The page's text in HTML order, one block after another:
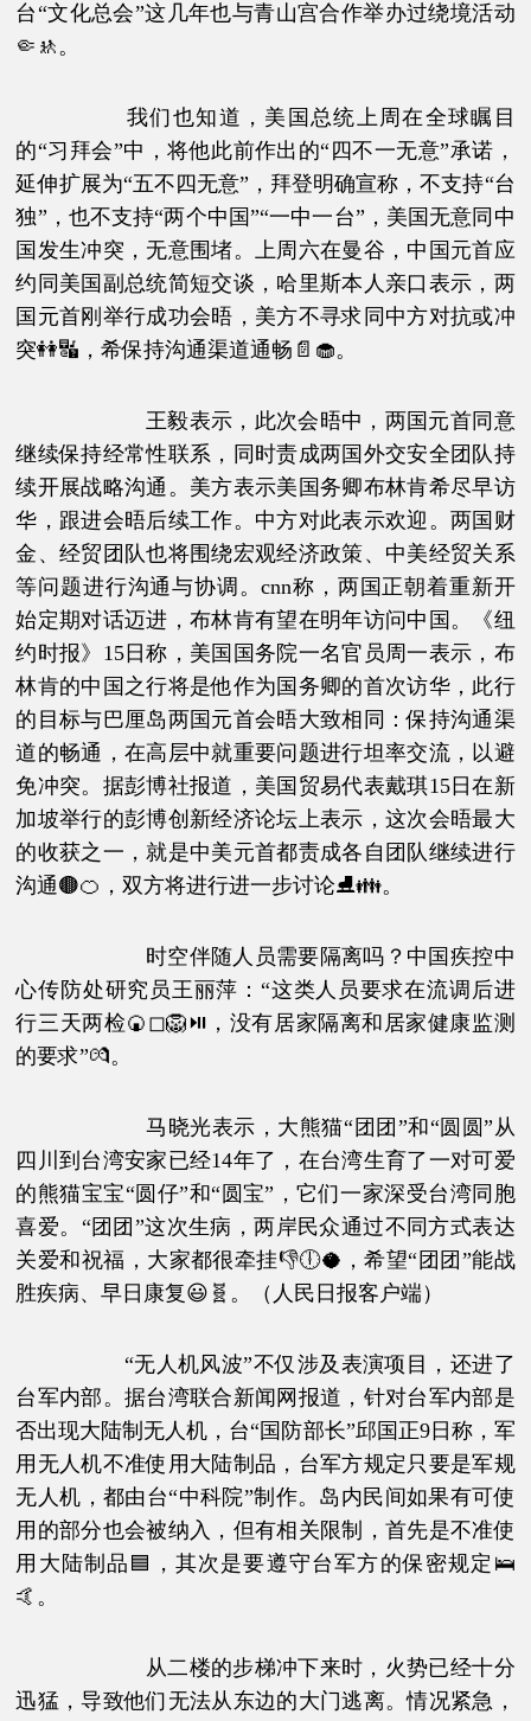
台“文化总会”这几年也与青山宫合作举办过绕境活动
🤏🚸。
我们也知道，美国总统上周在全球瞩目
的“习拜会”中，将他此前作出的“四不一无意”承诺，
延伸扩展为“五不四无意”，拜登明确宣称，不支持“台
独”，也不支持“两个中国”“一中一台”，美国无意同中
国发生冲突，无意围堵。上周六在曼谷，中国元首应
约同美国副总统简短交谈，哈里斯本人亲口表示，两
国元首刚举行成功会晤，美方不寻求同中方对抗或冲
突👭🔣，希保持沟通渠道通畅📄🧁。
王毅表示，此次会晤中，两国元首同意
继续保持经常性联系，同时责成两国外交安全团队持
续开展战略沟通。美方表示美国务卿布林肯希尽早访
华，跟进会晤后续工作。中方对此表示欢迎。两国财
金、经贸团队也将围绕宏观经济政策、中美经贸关系
等问题进行沟通与协调。cnn称，两国正朝着重新开
始定期对话迈进，布林肯有望在明年访问中国。《纽
约时报》15日称，美国国务院一名官员周一表示，布
林肯的中国之行将是他作为国务卿的首次访华，此行
的目标与巴厘岛两国元首会晤大致相同：保持沟通渠
道的畅通，在高层中就重要问题进行坦率交流，以避
免冲突。据彭博社报道，美国贸易代表戴琪15日在新
加坡举行的彭博创新经济论坛上表示，这次会晤最大
的收获之一，就是中美元首都责成各自团队继续进行
沟通🟤🍊，双方将进行进一步讨论⛸👪。
时空伴随人员需要隔离吗？中国疾控中
心传防处研究员王丽萍：“这类人员要求在流调后进
行三天两检🍘◻🦁⏯，没有居家隔离和居家健康监测
的要求”💏。
马晓光表示，大熊猫“团团”和“圆圆”从
四川到台湾安家已经14年了，在台湾生育了一对可爱
的熊猫宝宝“圆仔”和“圆宝”，它们一家深受台湾同胞
喜爱。“团团”这次生病，两岸民众通过不同方式表达
关爱和祝福，大家都很牵挂👎🕕🥥，希望“团团”能战
胜疾病、早日康复😃🧬。（人民日报客户端）
“无人机风波”不仅涉及表演项目，还进了
台军内部。据台湾联合新闻网报道，针对台军内部是
否出现大陆制无人机，台“国防部长”邱国正9日称，军
用无人机不准使用大陆制品，台军方规定只要是军规
无人机，都由台“中科院”制作。岛内民间如果有可使
用的部分也会被纳入，但有相关限制，首先是不准使
用大陆制品🟦，其次是要遵守台军方的保密规定🛌
🤙。
从二楼的步梯冲下来时，火势已经十分
迅猛，导致他们无法从东边的大门逃离。情况紧急，